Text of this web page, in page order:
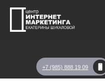
+7 (985) 888 19 09
/ Консалтинг / Аудит